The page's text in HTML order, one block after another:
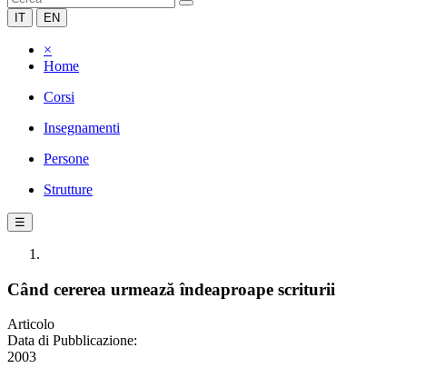
IT EN
×
Home
Corsi
Insegnamenti
Persone
Strutture
☰
Când cererea urmează îndeaproape scriturii
Articolo
Data di Pubblicazione:
2003